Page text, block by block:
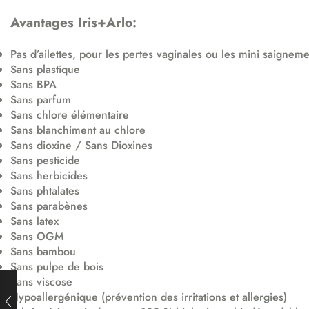
Avantages Iris+Arlo:
Pas d’ailettes, pour les pertes vaginales ou les mini
Sans plastique
Sans BPA
Sans parfum
Sans chlore élémentaire
Sans blanchiment au chlore
Sans dioxine / Sans Dioxines
Sans pesticide
Sans herbicides
Sans phtalates
Sans parabènes
Sans latex
Sans OGM
Sans bambou
Sans pulpe de bois
Sans viscose
Hypoallergénique (prévention des irritations et allergies)